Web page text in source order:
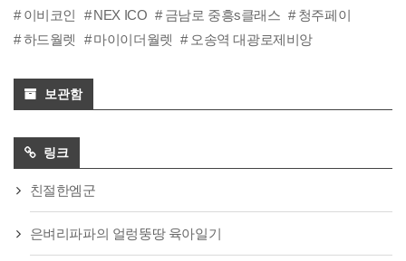
이비코인
NEX ICO 금남로 중흥s클래스
청주페이
하드월렛
마이이더월렛 오송역 대광로제비앙
보관함
링크
친절한엠군
은벼리파파의 얼렁뚱땅 육아일기